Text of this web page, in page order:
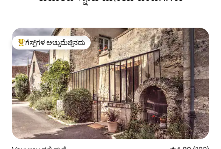
ಗೆಸ್ಟ್‌ಗಳಿಗೆ ಅತಿ ಹೆಚ್ಚು ಅಚ್ಚುಮೆಚ್ಚಿನದು
ಗೆಸ್ಟ್‌ಗಳ ಅಚ್ಚುಮೆಚ್ಚಿನದು